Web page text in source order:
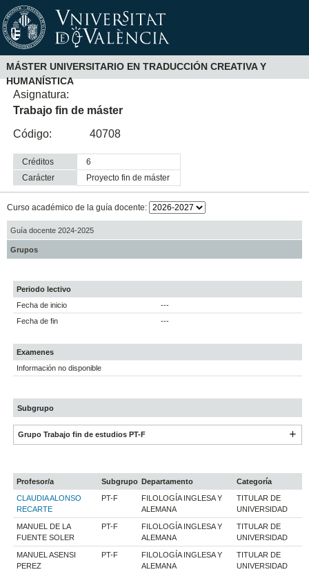
MÁSTER UNIVERSITARIO EN TRADUCCIÓN CREATIVA Y
HUMANÍSTICA
Asignatura:
Trabajo fin de máster
Código:
40708
Créditos
6
Carácter
proyecto fin de máster
Curso académico de la guía docente:
Guía docente 2024-2025
Grupos
Periodo lectivo
Fecha de inicio
---
Fecha de fin
---
Examenes
Información no disponible
Subgrupo
Grupo Trabajo fin de estudios PT-F
Profesor/a Subgrupo Departamento
Categoría
CLAUDIA ALONSO
RECARTE
PT-F
FILOLOGÍA INGLESA Y
ALEMANA
TITULAR DE
UNIVERSIDAD
MANUEL DE LA
FUENTE SOLER
PT-F
FILOLOGÍA INGLESA Y
ALEMANA
TITULAR DE
UNIVERSIDAD
MANUEL ASENSI
PEREZ
PT-F
FILOLOGÍA INGLESA Y
ALEMANA
TITULAR DE
UNIVERSIDAD